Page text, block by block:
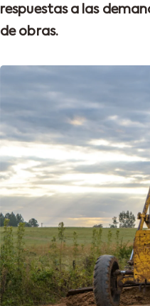
respuestas a las
de obras.